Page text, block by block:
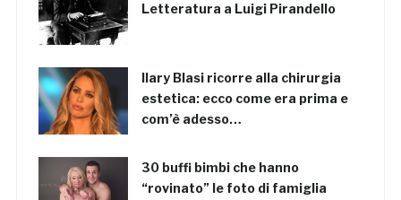
Letteratura a Luigi Pirandello
Ilary Blasi ricorre alla chirurgia
estetica: ecco come era prima e
com’è adesso…
30 buffi bimbi che hanno
“rovinato” le foto di famiglia